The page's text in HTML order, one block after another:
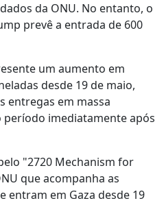
da ONU. No entanto, o
prevê a entrada de 600
um aumento em
desde 19 de maio,
entregas em massa
período imediatamente após
"2720 Mechanism for
que acompanha as
entram em Gaza desde 19